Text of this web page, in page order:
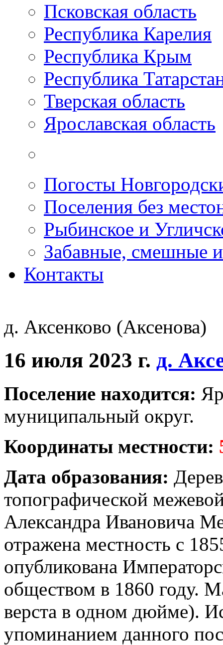
Псковская область
Республика Карелия
Республика Крым
Республика
Тверская область
Ярославская область
Погосты
Поселения без
Рыбинское и
Забавные, смешные
Контакты
д. Аксенково (Аксенова)
16 июля 2023 г. д.
Поселение находится:
муниципальный округ.
Координаты местности:
Дата образования:
топографической
Александра Ивановича
отражена местность с
опубликована
обществом в 1860 году.
верста в одном дюйме).
упоминанием данного